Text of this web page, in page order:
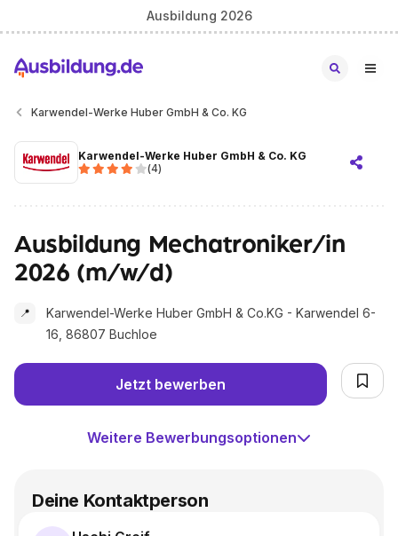
Ausbildung 2026
Karwendel-Werke Huber GmbH & Co. KG
Karwendel-Werke Huber GmbH & Co. KG
(4)
Ausbildung Mechatroniker/in
2026 (m/w/d)
📍
Karwendel-Werke Huber GmbH & Co.KG - Karwendel 6-
16, 86807 Buchloe
Jetzt bewerben
Weitere Bewerbungsoptionen
Deine Kontaktperson